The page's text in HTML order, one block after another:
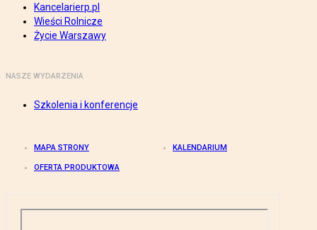
Kancelarierp.pl
Wieści Rolnicze
Życie Warszawy
NASZE WYDARZENIA
Szkolenia i konferencje
MAPA STRONY KALENDARIUM
OFERTA PRODUKTOWA